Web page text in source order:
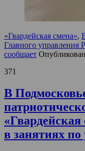
«Гвардейская смена»,
Главного управления
сообщает
371
В
в занятиях по